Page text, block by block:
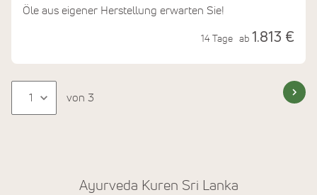
Öle aus eigener Herstellung erwarten Sie!
14 Tage ab 1.813 €
von 3
Ayurveda Kuren Sri Lanka